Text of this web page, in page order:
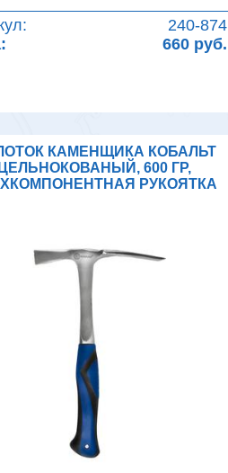
240-874
660 руб.
КАМЕНЩИКА КОБАЛЬТ
ЦЕЛЬНОКОВАНЫЙ, 600 ГР,
РУКОЯТКА